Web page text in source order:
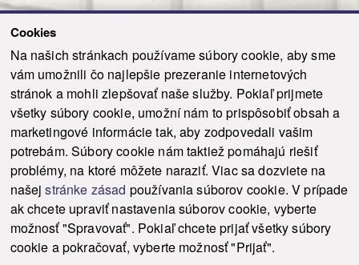
Cookies
Na našich stránkach používame súbory cookie, aby sme
vám umožnili čo najlepšie prezeranie internetových
stránok a mohli zlepšovať naše služby. Pokiaľ prijmete
všetky súbory cookie, umožní nám to prispôsobiť obsah a
marketingové informácie tak, aby zodpovedali vašim
potrebám. Súbory cookie nám taktiež pomáhajú riešiť
problémy, na ktoré môžete naraziť. Viac sa dozviete na
našejstránke zásad používania súborov cookie. V prípade
ak chcete upraviť nastavenia súborov cookie, vyberte
možnosť "Spravovať". Pokiaľ chcete prijať všetky súbory
cookie a pokračovať, vyberte možnosť "Prijať".
Odoslať
© 2021-2026 ku.sk. Všetky práva vyhradené. | Ochrana osobných údajov
Vyhlásenie o prístupnosti |
Admin
This site is protected by reCAPTCHA and the Google Privacy Policy and Terms of
Service
apply.